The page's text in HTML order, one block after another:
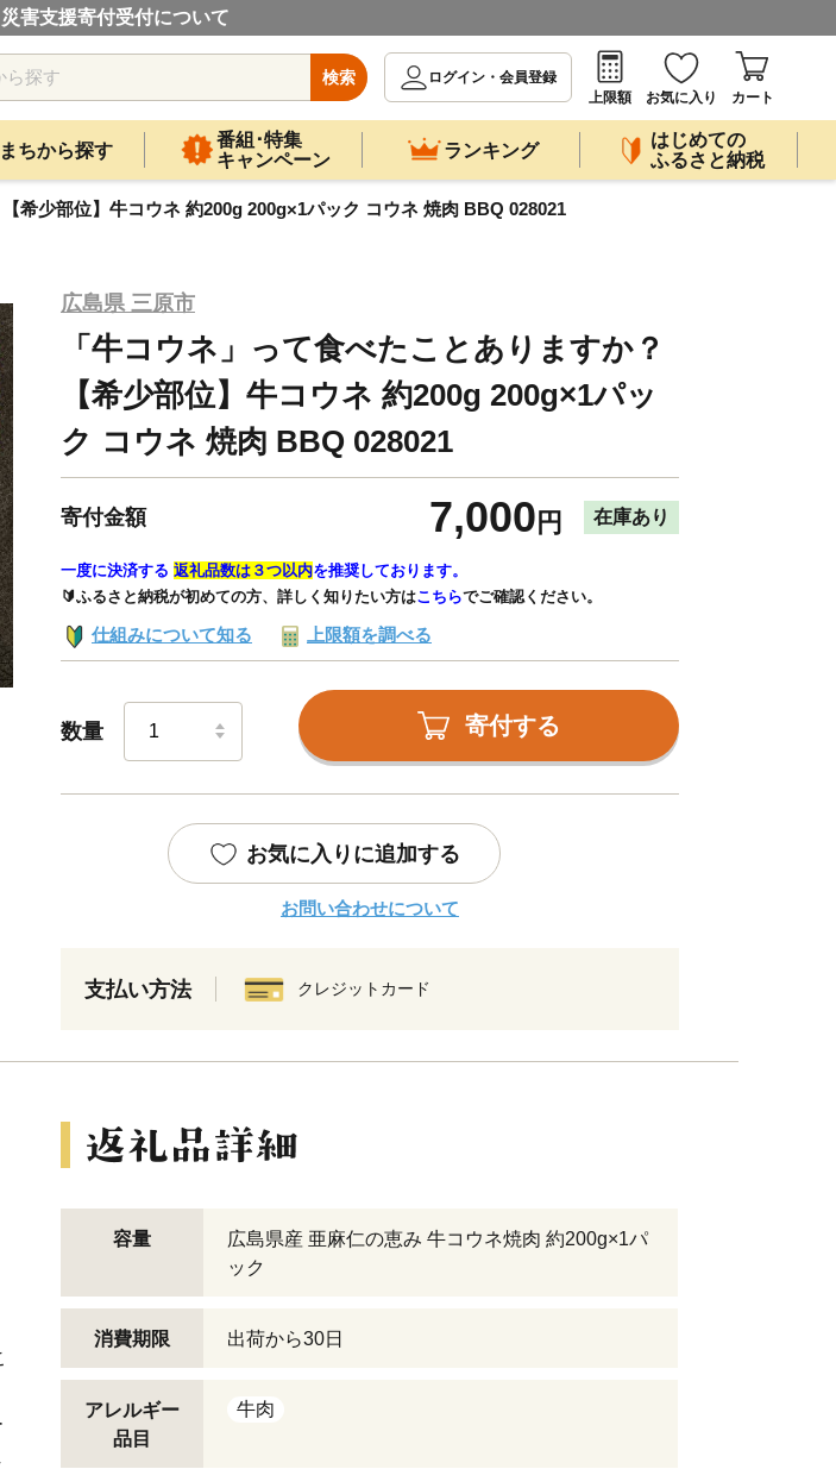
害支援寄付受付について
検索
ログイン・会員登録
上限額
お気に入り カート
まちから探す
番組･特集
キャンペーン
ランキング
はじめての
ふるさと納税
希少部位】牛コウネ 約200g 200g×1パック コウネ 焼肉 BBQ 028021
広島県 三原市
「牛コウネ」って食べたことありますか？
【希少部位】牛コウネ 約200g 200g×1パッ
ク コウネ 焼肉 BBQ 028021
寄付金額 7,000 円 在庫あり
一度に決済する 返礼品数は３つ以内を推奨しております。
🔰ふるさと納税が初めての方、詳しく知りたい方はこちらでご確認ください。
仕組みについて知る 上限額を調べる
数量 寄付する
お気に入りに追加する
お問い合わせについて
支払い方法 クレジットカード
容量
広島県産 亜麻仁の恵み 牛コウネ焼肉 約200g×1パ
ック
消費期限 出荷から30日
アレルギー
品目
牛肉